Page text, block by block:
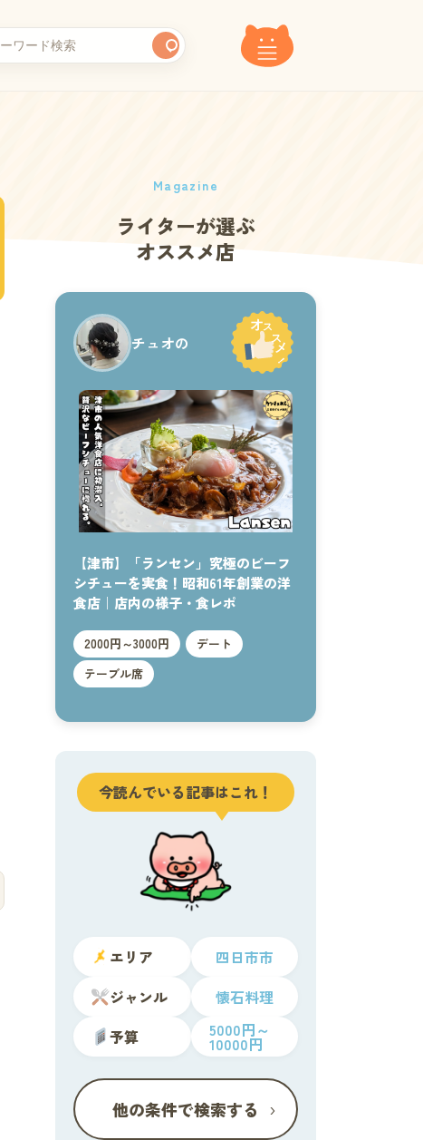
Magazine
ライターが選ぶ
オススメ店
チュオの
【津市】「ランセン」究極のビーフ
シチューを実食！昭和61年創業の洋
食店｜店内の様子・食レポ
2000円～3000円
デート
テーブル席
今読んでいる記事はこれ！
エリア
四日市市
ジャンル
懐石料理
予算
5000円～
10000円
他の条件で検索する ›